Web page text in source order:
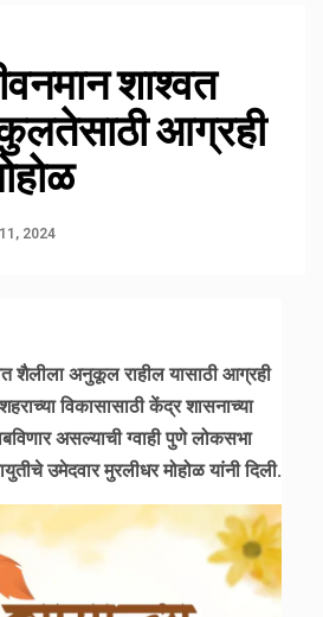
शाश्वत
आग्रही
2024
शैलीला अनुकूल राहील यासाठी आग्रही
विकासासाठी केंद्र शासनाच्या
असल्याची ग्वाही पुणे लोकसभा
उमेदवार मुरलीधर मोहोळ यांनी दिली.